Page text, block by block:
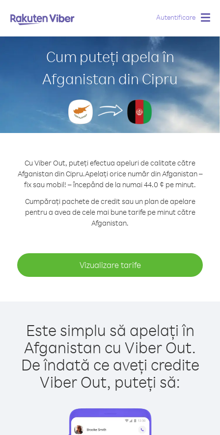
Autentificare
Cum puteți apela în
Afganistan din Cipru
Cu Viber Out, puteți efectua apeluri de calitate către
Afganistan din Cipru.Apelați orice număr din Afganistan –
fix sau mobil! – începând de la numai 44.0 ¢ pe minut.
Cumpărați pachete de credit sau un plan de apelare
pentru a avea de cele mai bune tarife pe minut către
Afganistan.
Vizualizare tarife
Este simplu să apelați în
Afganistan cu Viber Out.
De îndată ce aveți credite
Viber Out, puteți să: